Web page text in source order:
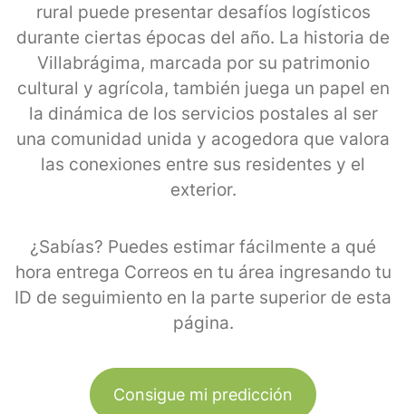
rural puede presentar desafíos logísticos
durante ciertas épocas del año. La historia de
Villabrágima, marcada por su patrimonio
cultural y agrícola, también juega un papel en
la dinámica de los servicios postales al ser
una comunidad unida y acogedora que valora
las conexiones entre sus residentes y el
exterior.
¿Sabías? Puedes estimar fácilmente a qué
hora entrega Correos en tu área ingresando tu
ID de seguimiento en la parte superior de esta
página.
Consigue mi predicción